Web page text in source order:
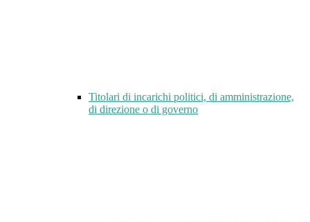
Titolari di incarichi politici, di amministrazione,
di direzione o di governo